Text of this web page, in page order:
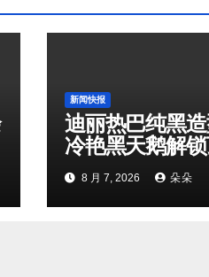
新闻快报
迪丽热巴纯黑
冷艳黑天鹅解
8 月 7, 2026 朵朵